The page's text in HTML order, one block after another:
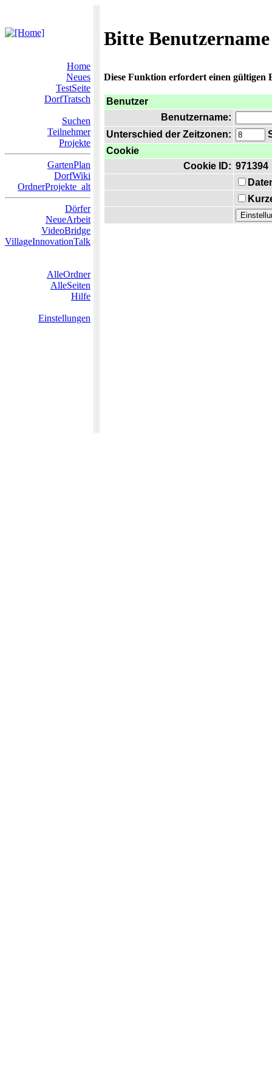
Bitte
Home
Neues
TestSeite
DorfTratsch
Suchen
Teilnehmer
Projekte
GartenPlan
DorfWiki
OrdnerProjekte_alt
Dörfer
NeueArbeit
VideoBridge
VillageInnovationTalk
AlleOrdner
AlleSeiten
Hilfe
Einstellungen
Diese Funktion erfordert einen gültigen
Benutzer
Benutzername:
Unterschied der Zeitzonen:
Cookie
Cookie ID: 971394